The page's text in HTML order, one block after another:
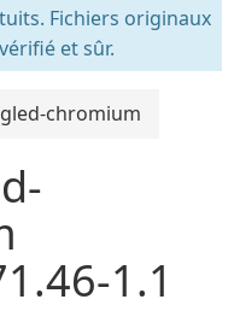
Fichiers originaux
et sûr.
chromium
1.1